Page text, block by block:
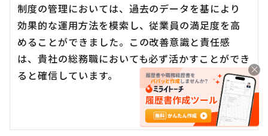
制度の管理においては、過去のデータを基により
効果的な運用方法を模索し、従業員の満足度を高
めることができました。この改善意識と責任感
は、貴社の総務職においても必ず活かすことができ
ると確信しています。
以上